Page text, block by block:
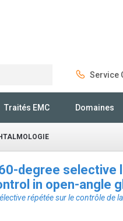
Service
Traités EMC Domaines
degree selective
in open-angle
répétée sur le contrôle de